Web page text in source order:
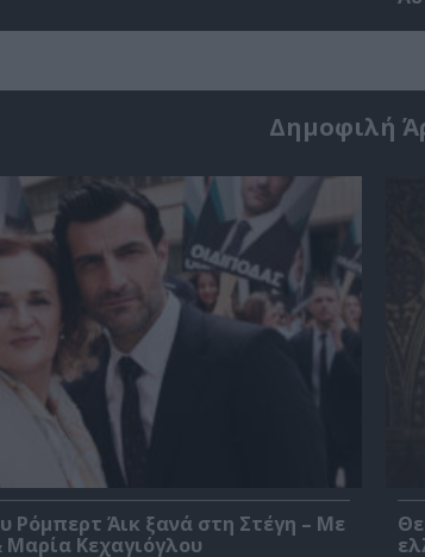
Δημοφιλή
Ρόμπερτ Άικ ξανά στη Στέγη – Με
Μαρία Κεχαγιόγλου